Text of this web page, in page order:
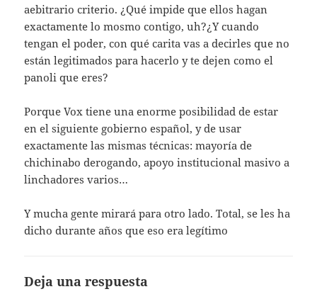
aebitrario criterio. ¿Qué impide que ellos hagan
exactamente lo mosmo contigo, uh?¿Y cuando
tengan el poder, con qué carita vas a decirles que no
están legitimados para hacerlo y te dejen como el
panoli que eres?
Porque Vox tiene una enorme posibilidad de estar
en el siguiente gobierno español, y de usar
exactamente las mismas técnicas: mayoría de
chichinabo derogando, apoyo institucional masivo a
linchadores varios…
Y mucha gente mirará para otro lado. Total, se les ha
dicho durante años que eso era legítimo
Deja una respuesta